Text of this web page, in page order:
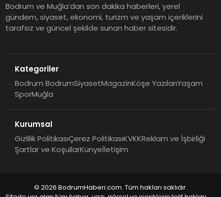
Bodrum ve Muğla’dan son dakika haberleri, yerel
gündem, siyaset, ekonomi, turizm ve yaşam içeriklerini
tarafsız ve güncel şekilde sunan haber sitesidir.
Kategoriler
Bodrum BodrumSiyasetMagazinKöşe YazılarıYaşam
SporMuğla
Kurumsal
Gizlilik PolitikasıÇerez PolitikasıKVKKReklam ve İşbirliği
Şartlar ve KoşullarKünyeİletişim
© 2026 BodrumHaberi.com. Tüm hakları saklıdır.